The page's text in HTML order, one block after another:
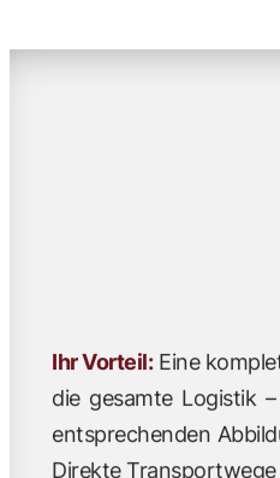
Ihr Vorteil:Eine
die gesamte Logistik
entsprechenden
Direkte